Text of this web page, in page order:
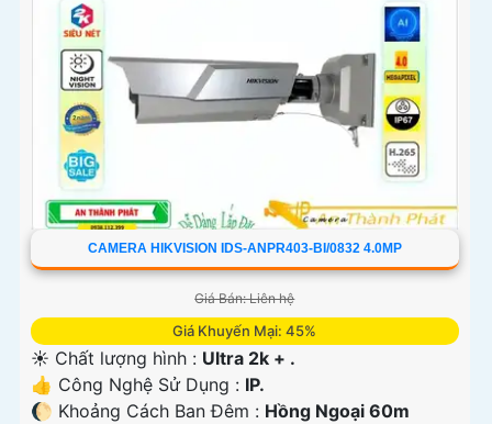
CAMERA HIKVISION IDS-ANPR403-BI/0832 4.0MP
Giá Bán: Liên hệ
Giá Khuyến Mại: 45%
☀️ Chất lượng hình : Ultra 2k + .
👍 Công Nghệ Sử Dụng : IP.
🌔 Khoảng Cách Ban Đêm : Hồng Ngoại 60m